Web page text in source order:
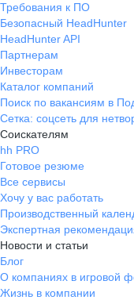
Требования к ПО
Безопасный HeadHunter
HeadHunter API
Партнерам
Инвесторам
Каталог компаний
Поиск по вакансиям в
Сетка: соцсеть для
Соискателям
hh PRO
Готовое резюме
Все сервисы
Хочу у вас работать
Производственный
Экспертная
Новости и статьи
Блог
О компаниях в игровой
Жизнь в компании